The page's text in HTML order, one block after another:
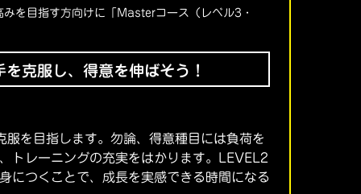
を目指す方向けに「Masterコース（レベル3・
克服し、得意を伸ばそう！
を目指します。勿論、得意種目には負荷を
トレーニングの充実をはかります。LEVEL2
につくことで、成長を実感できる時間になる